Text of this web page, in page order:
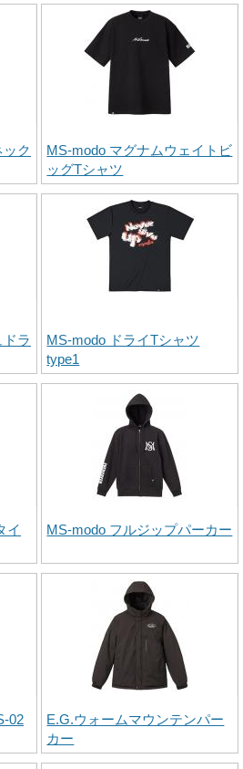
ク
MS-modo マグナムウェイトビ
ッグTシャツ
ラ
MS-modo ドライTシャツ
type1
イ
MS-modo フルジップパーカー
02
E.G.ウォームマウンテンパー
カー